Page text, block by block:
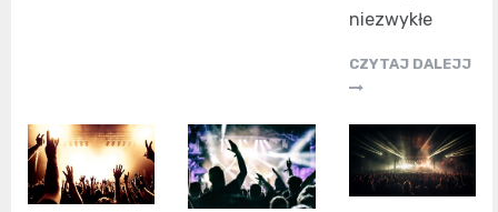
niezwykłe
CZYTAJ DALEJJ